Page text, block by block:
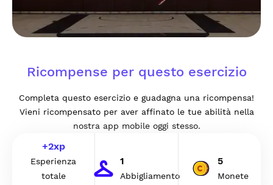
Ricompense per questo esercizio
Completa questo esercizio e guadagna una ricompensa!
Vieni ricompensato per aver affinato le tue abilità nella
nostra app mobile oggi stesso.
+2xp
Esperienza
totale
1
Abbigliamento
5
Monete